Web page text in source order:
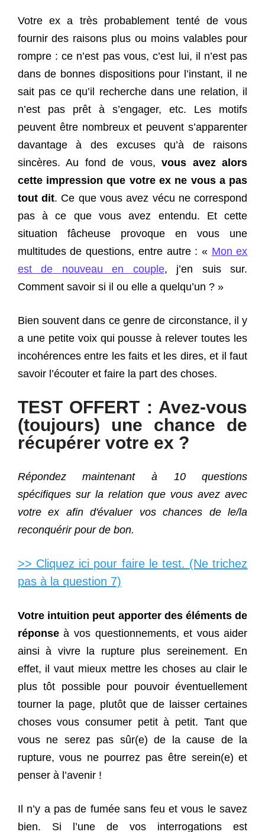
Votre ex a très probablement tenté de vous
fournir des raisons plus ou moins valables pour
rompre : ce n’est pas vous, c’est lui, il n’est pas
dans de bonnes dispositions pour l’instant, il ne
sait pas ce qu’il recherche dans une relation, il
n’est pas prêt à s’engager, etc. Les motifs
peuvent être nombreux et peuvent s’apparenter
davantage à des excuses qu’à de raisons
sincères. Au fond de vous,vous avez alors
cette impression que votre ex ne vous a pas
tout dit. Ce que vous avez vécu ne correspond
pas à ce que vous avez entendu. Et cette
situation fâcheuse provoque en vous une
multitudes de questions, entre autre : « Mon ex
est de nouveau en couple, j’en suis sur.
Comment savoir si il ou elle a quelqu’un ? »
Bien souvent dans ce genre de circonstance, il y
a une petite voix qui pousse à relever toutes les
incohérences entre les faits et les dires, et il faut
savoir l’écouter et faire la part des choses.
TEST OFFERT : Avez-vous
(toujours) une chance de
récupérer votre ex ?
Répondez maintenant à 10 questions
spécifiques sur la relation que vous avez avec
votre ex afin d'évaluer vos chances de le/la
reconquérir pour de bon.
>> Cliquez ici pour faire le test. (Ne trichez
pas à la question 7)
Votre intuition peut apporter des éléments de
réponseà vos questionnements, et vous aider
ainsi à vivre la rupture plus sereinement. En
effet, il vaut mieux mettre les choses au clair le
plus tôt possible pour pouvoir éventuellement
tourner la page, plutôt que de laisser certaines
choses vous consumer petit à petit. Tant que
vous ne serez pas sûr(e) de la cause de la
rupture, vous ne pourrez pas être serein(e) et
penser à l’avenir !
Il n’y a pas de fumée sans feu et vous le savez
bien. Si l’une de vos interrogations est